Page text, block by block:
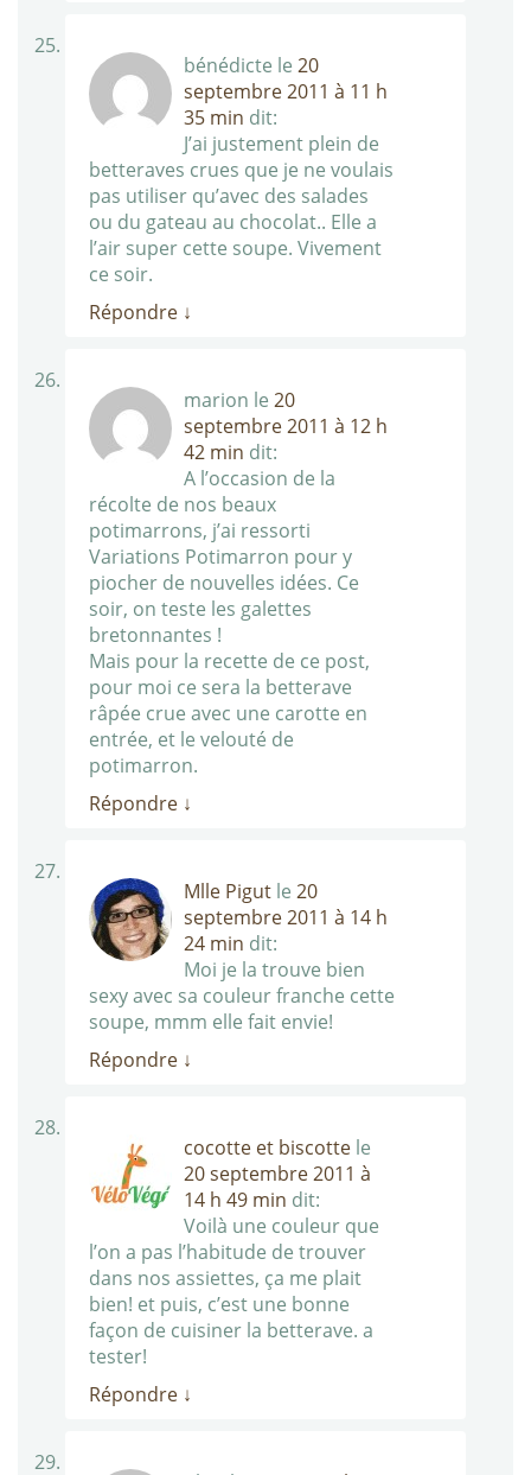
bénédicte le 20
septembre 2011 à 11 h
35 min dit:
J’ai justement plein de
betteraves crues que je ne voulais
pas utiliser qu’avec des salades
ou du gateau au chocolat.. Elle a
l’air super cette soupe. Vivement
ce soir.
Répondre ↓
marion le 20
septembre 2011 à 12 h
42 min dit:
A l’occasion de la
récolte de nos beaux
potimarrons, j’ai ressorti
Variations Potimarron pour y
piocher de nouvelles idées. Ce
soir, on teste les galettes
bretonnantes !
Mais pour la recette de ce post,
pour moi ce sera la betterave
râpée crue avec une carotte en
entrée, et le velouté de
potimarron.
Répondre ↓
Mlle Pigut le 20
septembre 2011 à 14 h
24 min dit:
Moi je la trouve bien
sexy avec sa couleur franche cette
soupe, mmm elle fait envie!
Répondre ↓
cocotte et biscotte le
20 septembre 2011 à
14 h 49 min dit:
Voilà une couleur que
l’on a pas l’habitude de trouver
dans nos assiettes, ça me plait
bien! et puis, c’est une bonne
façon de cuisiner la betterave. a
tester!
Répondre ↓